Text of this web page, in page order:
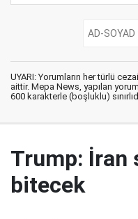
UYARI: Yorumların her türlü
aittir. Mepa News, yapılan
600 karakterle (boşluklu)
Trump: İran
bitecek